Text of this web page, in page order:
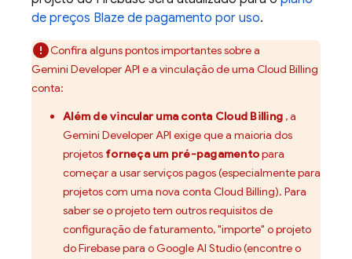
de preços Blaze de pagamento por uso.
Confira alguns pontos importantes sobre a
Gemini Developer API e a vinculação de uma Cloud Billing
conta:
Além de vincular uma conta Cloud Billing , a
Gemini Developer API exige que a maioria dos
projetos forneça um pré-pagamentopara
começar a usar serviços pagos (especialmente para
projetos com uma nova conta Cloud Billing). Para
saber se o projeto tem outros requisitos de
configuração de faturamento, "importe" o projeto
do Firebase para oGoogle AI Studio(encontre o